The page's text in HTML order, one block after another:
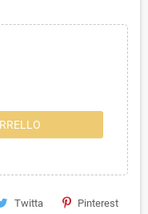
Twitta Pinterest